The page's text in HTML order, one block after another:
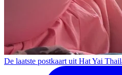
De laatste postkaart uit Hat Yai